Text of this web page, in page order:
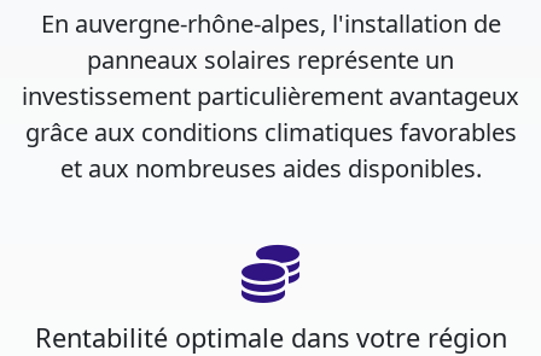
En auvergne-rhône-alpes, l'installation de
panneaux solaires représente un
investissement particulièrement avantageux
grâce aux conditions climatiques favorables
et aux nombreuses aides disponibles.
Rentabilité optimale dans votre région